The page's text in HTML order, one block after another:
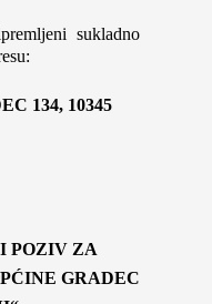
sukladno
134, 10345
POZIV ZA
GRADEC